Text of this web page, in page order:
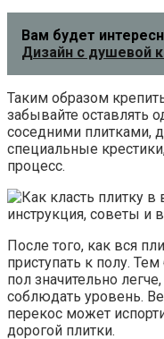
Вам будет
Дизайн с душевой
Таким образом
забывайте оставлять
соседними плитками,
специальные
процесс.
После того, как вся
приступать к полу.
пол значительно
соблюдать уровень.
перекос может
дорогой плитки.